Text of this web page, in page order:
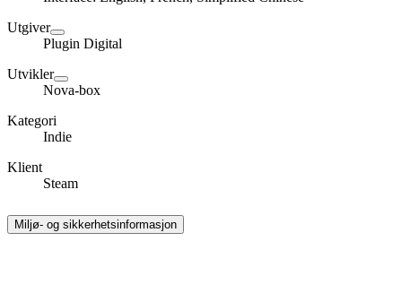
Utgiver
Plugin Digital
Utvikler
Nova-box
Kategori
Indie
Klient
Steam
Miljø- og sikkerhetsinformasjon